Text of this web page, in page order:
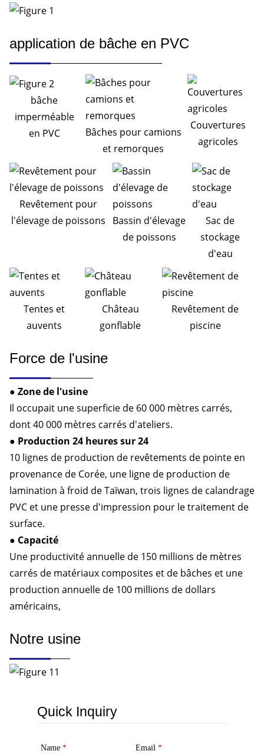
application de bâche en PVC
bâche
imperméable
en PVC
Bâches pour camions
et remorques
Couvertures
agricoles
Revêtement pour
l'élevage de poissons
Bassin d'élevage
de poissons
Sac de
stockage
d'eau
Tentes et
auvents
Château
gonflable
Revêtement de
piscine
Force de l'usine
● Zone de l'usine
Il occupait une superficie de 60 000 mètres carrés,
dont 40 000 mètres carrés d'ateliers.
● Production 24 heures sur 24
10 lignes de production de revêtements de pointe en
provenance de Corée, une ligne de production de
lamination à froid de Taïwan, trois lignes de calandrage
PVC et une presse d'impression pour le traitement de
surface.
● Capacité
Une productivité annuelle de 150 millions de mètres
carrés de matériaux composites et de bâches et une
production annuelle de 100 millions de dollars
américains,
Notre usine
Quick Inquiry
Name * Email *